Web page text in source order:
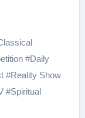
#Daily
#Reality Show
#Spiritual